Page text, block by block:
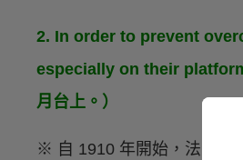
2. In order to prevent
especially on their
月台上。）
※ 自 1910 年開始，法國國